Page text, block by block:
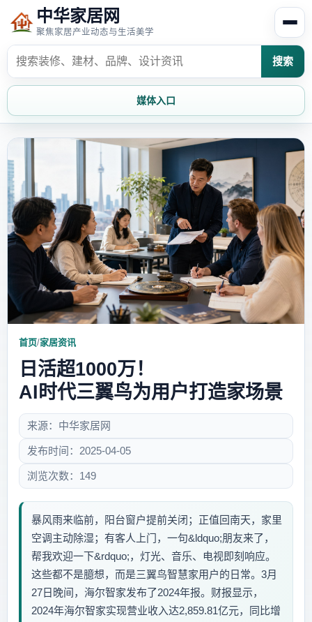
中华家居网
聚焦家居产业动态与生活美学
搜索
媒体入口
家居资讯
家居风水 家居欣赏
时尚饰家 装修设计
家具知识 家居文化
创意家居
首页/家居资讯
日活超1000万！
AI时代三翼鸟为用户打造家场景
来源：中华家居网
发布时间：2025-04-05
浏览次数：149
暴风雨来临前，阳台窗户提前关闭；正值回南天，家里
空调主动除湿；有客人上门，一句&ldquo;朋友来了，
帮我欢迎一下&rdquo;，灯光、音乐、电视即刻响应。
这些都不是臆想，而是三翼鸟智慧家用户的日常。3月
27日晚间，海尔智家发布了2024年报。财报显示，
2024年海尔智家实现营业收入达2,859.81亿元，同比增